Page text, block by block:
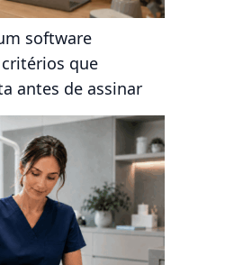
software
que
antes de assinar